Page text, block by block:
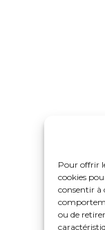
Pour offrir
cookies
consentir à
ou de